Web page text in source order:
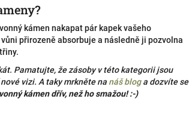
kámen nakapat pár kapek vašeho
přirozeně absorbuje a následně ji pozvolna
Pamatujte, že zásoby v této kategorii jsou
vizi. A taky mrkněte na náš bloga dozvíte se
kámen dřív, než ho smažou! :-)